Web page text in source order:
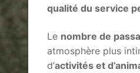
qualité du service
Le nombre de
atmosphère plus
d’activités et